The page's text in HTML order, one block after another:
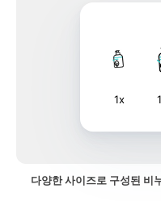
1x
다양한 사이즈로 구성된 비